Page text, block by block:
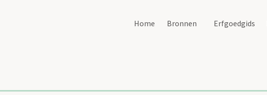
Home Bronnen Erfgoedgids